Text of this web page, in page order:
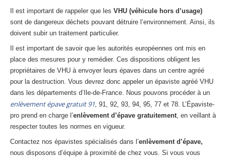
Centreagréé VHU 95 : casse auto avec destruction
DOCUMENTSÀ JOINDRE
RACHAT
CONTACT
01 83 64 20 40
Il est important de rappeler que les VHU (véhicule hors d’usage)
sont de dangereux déchets pouvant détruire l’environnement. Ainsi, ils
doivent subir un traitement particulier.
Il est important de savoir que les autorités européennes ont mis en
place des mesures pour y remédier. Ces dispositions obligent les
propriétaires de VHU à envoyer leurs épaves dans un centre agréé
pour la destruction. Vous devrez donc appeler un épaviste agréé VHU
dans les départements d’Ile-de-France. Nous pouvons procéder à un
enlèvement épave gratuit 91, 91, 92, 93, 94, 95, 77 et 78. L’Épaviste-
pro prend en charge l’enlèvement d’épave gratuitement, en veillant à
respecter toutes les normes en vigueur.
Contactez nos épavistes spécialisés dans l’enlèvement d’épave,
nous disposons d’équipe à proximité de chez vous. Si vous vous